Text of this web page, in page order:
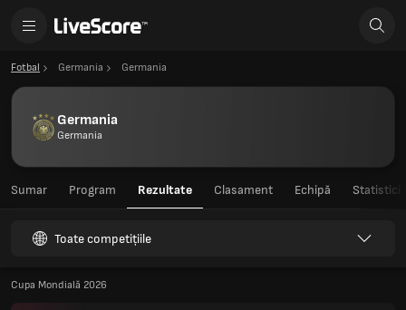
Fotbal Germania Germania
Germania
Germania
Sumar Program Rezultate Clasament Echipă Statistici
Toate competițiile
Cupa Mondială 2026